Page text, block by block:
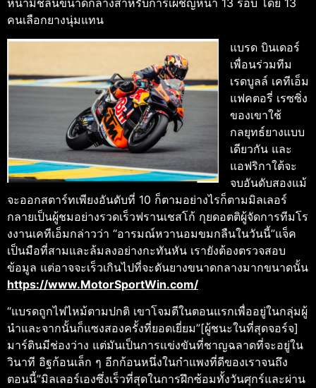
หน้ามิชลินขนาดกลางสําหรับการเผชิญหน้า 13 รอบ โดย 13
คนเลือกยางนุ่มแทน
แบรด บินเดอร์
เพื่อนร่วมทีม
เรดบูลล์ เคทีเอ็ม
แฟคตอรี่ เรซซิ่ง
ของเขาใช้
กลยุทธ์ยางแบบ
เดียวกัน และ
แอฟริกาใต้จะ
จบอันดับสองแม้
จะออกสตาร์ทเพียงอันดับที่ 10 ก็ตามอย่างไรก็ตามมิลเลอร์
กลายเป็นผู้ชมอย่างรวดเร็วฟรานเชสโก้ กุยดอตติผู้จัดการทีมโร
งงานเคทีเอ็มกล่าวว่า “อารมณ์หวานอมขมกลืนในวันนี้”แจ็ค
เป็นมือที่สามและล้มลงอย่างกะทันหัน เรายังต้องตรวจสอบ
ข้อมูล แต่อาจจะเร็วเกินไปที่จะดันยางขนาดกลางมากขนาดนั้น
https://www.MotorSportWin.com/
“แบรดถูกไฟไหม้ตามปกติ เขาโจมตีในตอนแรกเพื่ออยู่ในกลุ่มผู้
นําและจากนั้นก็แซงสองครั้งที่ยอดเยี่ยม”[ผู้ชนะในที่สุดจอร์จ]
มาร์ตินมีช่องว่าง แต่มันเป็นการแข่งขันที่ชาญฉลาดที่จะอยู่ใน
วินาที อิฐก้อนเล็ก ๆ อีกก้อนหนึ่งในกําแพงที่ดีของเราจนถึง
ตอนนี้”มิลเลอร์เองซึ่งเร็วที่สุดในการฝึกซ้อมทั้งวันศุกร์และผ่าน